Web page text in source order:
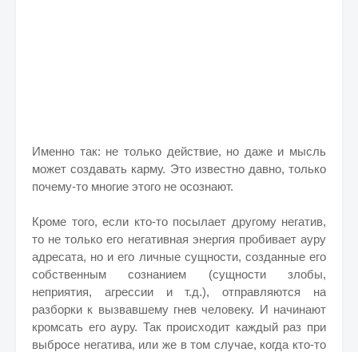
Именно так: не только действие, но даже и мысль
может создавать карму. Это известно давно, только
почему-то многие этого не осознают.
Кроме того, если кто-то посылает другому негатив,
то не только его негативная энергия пробивает ауру
адресата, но и его личные сущности, созданные его
собственным сознанием (сущности злобы,
неприятия, агрессии и т.д.), отправляются на
разборки к вызвавшему гнев человеку. И начинают
кромсать его ауру. Так происходит каждый раз при
выбросе негатива, или же в том случае, когда кто-то